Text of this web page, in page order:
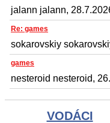
jalann jalann,
Re: games
sokarovskiy
games
nesteroid nesteroid,
VODÁCI